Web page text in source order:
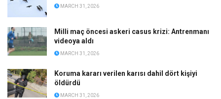
MARCH 31, 2026
Milli maç öncesi askeri casus krizi: Antrenmanı
videoya aldı
MARCH 31, 2026
Koruma kararı verilen karısı dahil dört kişiyi
öldürdü
MARCH 31, 2026